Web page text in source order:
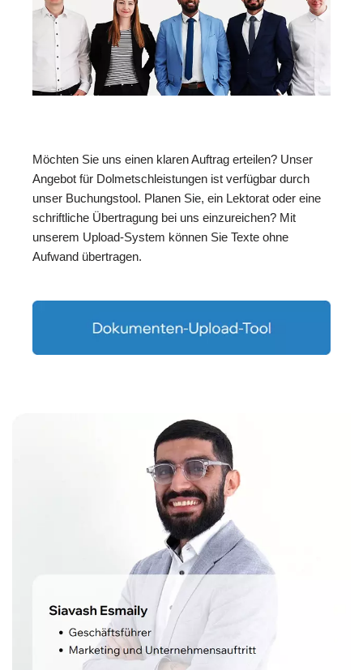
Möchten Sie uns einen klaren Auftrag erteilen? Unser
Angebot für Dolmetschleistungen ist verfügbar durch
unser Buchungstool. Planen Sie, ein Lektorat oder eine
schriftliche Übertragung bei uns einzureichen? Mit
unserem Upload-System können Sie Texte ohne
Aufwand übertragen.